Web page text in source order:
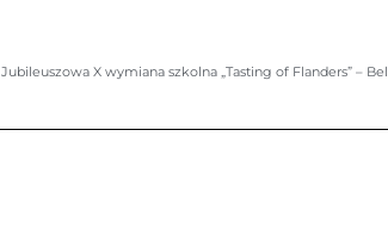
Jubileuszowa X wymiana szkolna „Tasting of Flanders” –